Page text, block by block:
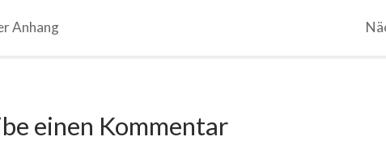
Anhang
einen Kommentar